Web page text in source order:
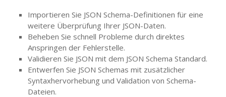
Importieren Sie JSON Schema-Definitionen für eine
weitere Überprüfung Ihrer JSON-Daten.
Beheben Sie schnell Probleme durch direktes
Anspringen der Fehlerstelle.
Validieren Sie JSON mit dem JSON Schema Standard.
Entwerfen Sie JSON Schemas mit zusätzlicher
Syntaxhervorhebung und Validation von Schema-
Dateien.